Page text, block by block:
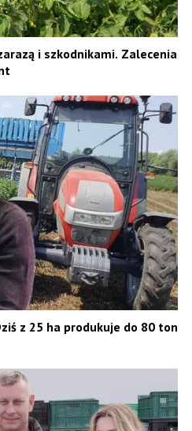
i szkodnikami. Zalecenia
z 25 ha produkuje do 80 ton